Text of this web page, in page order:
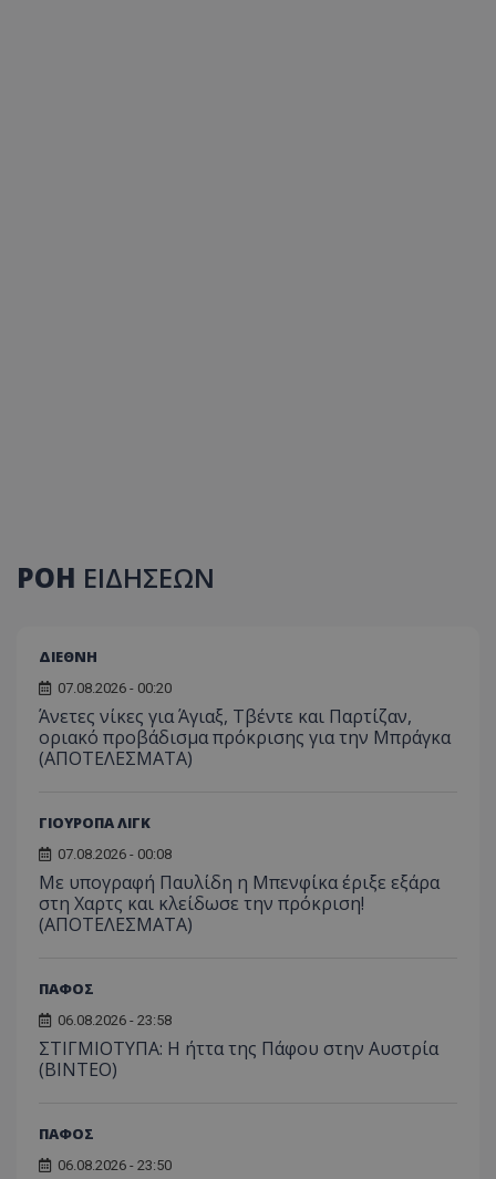
ΡΟΗ ΕΙΔΗΣΕΩΝ
ΔΙΕΘΝΗ
07.08.2026 - 00:20
Άνετες νίκες για Άγιαξ, Τβέντε και Παρτίζαν,
οριακό προβάδισμα πρόκρισης για την Μπράγκα
(ΑΠΟΤΕΛΕΣΜΑΤΑ)
ΓΙΟΥΡΟΠΑ ΛΙΓΚ
07.08.2026 - 00:08
Με υπογραφή Παυλίδη η Μπενφίκα έριξε εξάρα
στη Χαρτς και κλείδωσε την πρόκριση!
(ΑΠΟΤΕΛΕΣΜΑΤΑ)
ΠΑΦΟΣ
06.08.2026 - 23:58
ΣΤΙΓΜΙΟΤΥΠΑ: Η ήττα της Πάφου στην Αυστρία
(ΒΙΝΤΕΟ)
ΠΑΦΟΣ
06.08.2026 - 23:50